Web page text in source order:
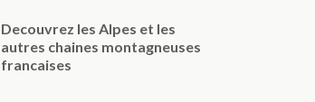
Decouvrez les Alpes et les
autres chaines montagneuses
francaises